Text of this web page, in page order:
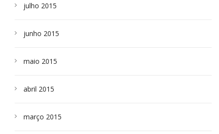
julho 2015
junho 2015
maio 2015
abril 2015
março 2015